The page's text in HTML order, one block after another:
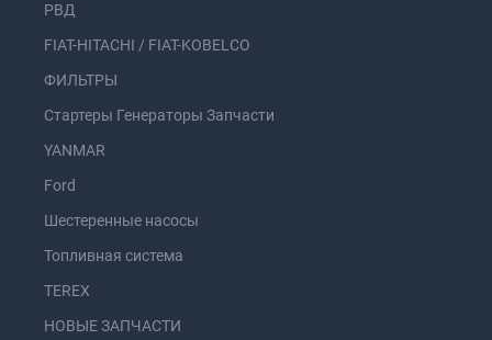
РВД
FIAT-HITACHI / FIAT-KOBELCO
ФИЛЬТРЫ
Стартеры Генераторы Запчасти
YANMAR
Ford
Шестеренные насосы
Топливная система
TEREX
НОВЫЕ ЗАПЧАСТИ